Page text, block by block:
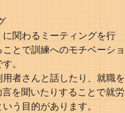
に関わるミーティングを行
とで訓練へのモチベーショ
。
者さんと話したり、就職を
を聞いたりすることで就労
う目的があります。